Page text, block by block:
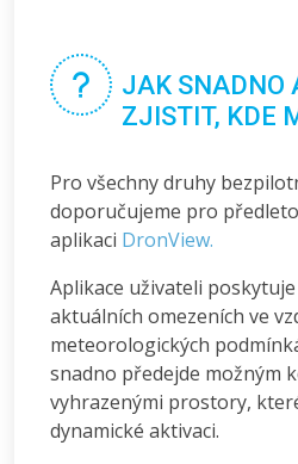
JAK SNADNO
ZJISTIT, KDE
Pro všechny druhy
doporučujeme pro
aplikaci DronView.
Aplikace uživateli
aktuálních omezeních ve
meteorologických
snadno předejde možným
vyhrazenými prostory,
dynamické aktivaci.